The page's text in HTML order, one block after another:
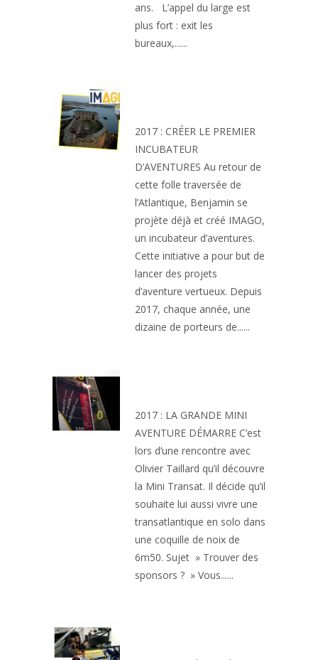
ans. L’appel du large est
plus fort : exit les
bureaux,......
2017 : CRÉER LE PREMIER
INCUBATEUR
D’AVENTURES Au retour de
cette folle traversée de
l’Atlantique, Benjamin se
projète déjà et créé IMAGO,
un incubateur d’aventures.
Cette initiative a pour but de
lancer des projets
d’aventure vertueux. Depuis
2017, chaque année, une
dizaine de porteurs de......
2017 : LA GRANDE MINI
AVENTURE DÉMARRE C’est
lors d’une rencontre avec
Olivier Taillard qu’il découvre
la Mini Transat. Il décide qu’il
souhaite lui aussi vivre une
transatlantique en solo dans
une coquille de noix de
6m50. Sujet » Trouver des
sponsors ? » Vous......